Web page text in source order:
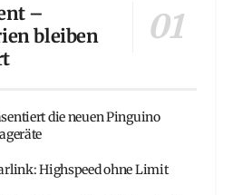
–
bleiben
die neuen Pinguino
Highspeed ohne Limit